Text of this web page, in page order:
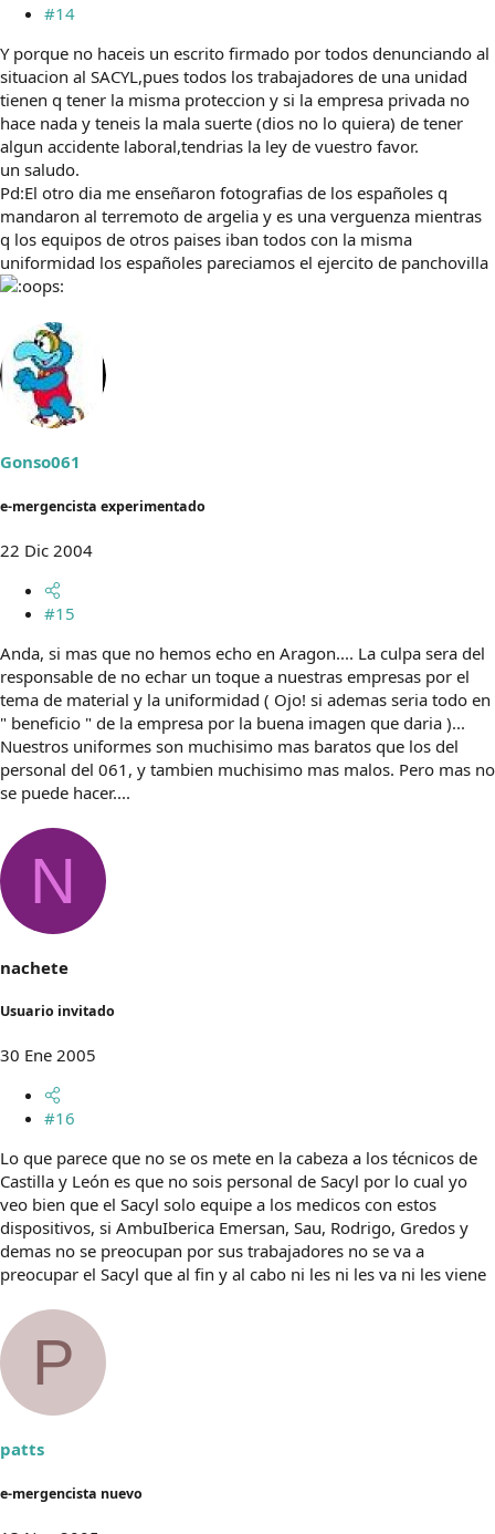
#14
Y porque no haceis un escrito firmado por todos denunciando al
situacion al SACYL,pues todos los trabajadores de una unidad
tienen q tener la misma proteccion y si la empresa privada no
hace nada y teneis la mala suerte (dios no lo quiera) de tener
algun accidente laboral,tendrias la ley de vuestro favor.
un saludo.
Pd:El otro dia me enseñaron fotografias de los españoles q
mandaron al terremoto de argelia y es una verguenza mientras
q los equipos de otros paises iban todos con la misma
uniformidad los españoles pareciamos el ejercito de panchovilla
Gonso061
e-mergencista experimentado
22 Dic 2004
#15
Anda, si mas que no hemos echo en Aragon.... La culpa sera del
responsable de no echar un toque a nuestras empresas por el
tema de material y la uniformidad ( Ojo! si ademas seria todo en
" beneficio " de la empresa por la buena imagen que daria )...
Nuestros uniformes son muchisimo mas baratos que los del
personal del 061, y tambien muchisimo mas malos. Pero mas no
se puede hacer....
N
nachete
Usuario invitado
30 Ene 2005
#16
Lo que parece que no se os mete en la cabeza a los técnicos de
Castilla y León es que no sois personal de Sacyl por lo cual yo
veo bien que el Sacyl solo equipe a los medicos con estos
dispositivos, si AmbuIberica Emersan, Sau, Rodrigo, Gredos y
demas no se preocupan por sus trabajadores no se va a
preocupar el Sacyl que al fin y al cabo ni les ni les va ni les viene
P
patts
e-mergencista nuevo